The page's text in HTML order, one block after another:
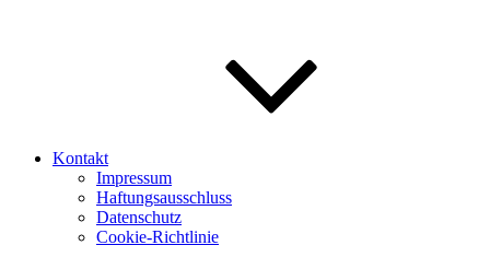
Kontakt
Impressum
Haftungsausschluss
Datenschutz
Cookie-Richtlinie